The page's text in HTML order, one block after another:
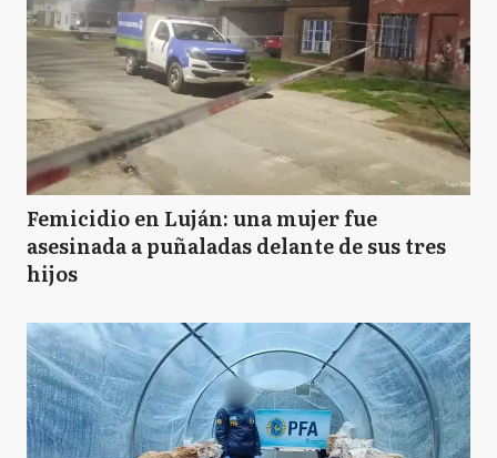
Femicidio en Luján: una mujer fue
asesinada a puñaladas delante de sus tres
hijos